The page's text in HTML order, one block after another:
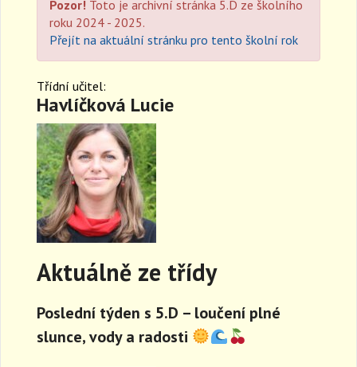
Pozor! Toto je archivní stránka 5.D ze školního
roku 2024 - 2025.
Přejít na aktuální stránku pro tento školní rok
Třídní učitel:
Havlíčková Lucie
Aktuálně ze třídy
Poslední týden s 5.D – loučení plné
slunce, vody a radosti